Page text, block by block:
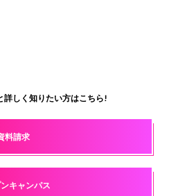
詳しく知りたい方はこちら!
料請求
キャンパス